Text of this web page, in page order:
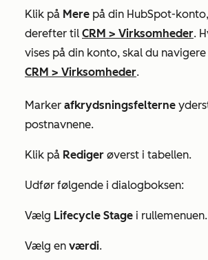
Klik på Mere på din HubSpot-
derefter til CRM > Virksomheder.
vises på din konto, skal du
CRM > Virksomheder.
Marker afkrydsningsfelterne
postnavnene.
Klik på Rediger øverst i tabellen.
Udfør følgende i dialogboksen:
Vælg Lifecycle Stage i rullemenuen.
Vælg en værdi.